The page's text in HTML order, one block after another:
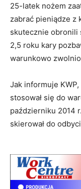
25-latek nożem
zabrać pieniądze z
skutecznie obronili
2,5 roku kary
warunkowo
Jak informuje
stosował się do
październiku 2014
skierował do